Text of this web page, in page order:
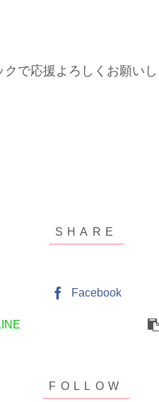
で応援よろしくお願い
Facebook